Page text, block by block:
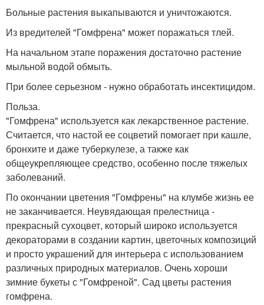
Больные растения выкапываются и уничтожаются.
Из вредителей "Гомфрена" может поражаться тлей.
На начальном этапе поражения достаточно растение
мыльной водой обмыть.
При более серьезном - нужно обработать инсектицидом.
Польза.
"Гомфрена" используется как лекарственное растение.
Считается, что настой ее соцветий помогает при кашле,
бронхите и даже туберкулезе, а также как
общеукрепляющее средство, особенно после тяжелых
заболеваний.
По окончании цветения "Гомфрены" на клумбе жизнь ее
не заканчивается. Неувядающая прелестница -
прекрасный сухоцвет, который широко используется
декораторами в создании картин, цветочных композиций
и просто украшений для интерьера с использованием
различных природных материалов. Очень хороши
зимние букеты с "Гомфреной". Сад цветы растения
гомфрена.